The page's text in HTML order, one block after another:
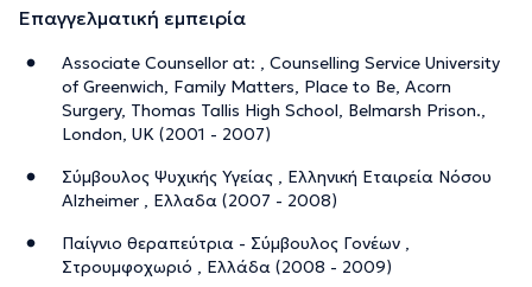
Επαγγελματική εμπειρία
Associate Counsellor at: , Counselling Service University
of Greenwich, Family Matters, Place to Be, Acorn
Surgery, Thomas Tallis High School, Belmarsh Prison.,
London, UK (2001 - 2007)
Σύμβουλος Ψυχικής Υγείας , Ελληνική Εταιρεία Νόσου
Alzheimer , Ελλαδα (2007 - 2008)
Παίγνιο θεραπεύτρια - Σύμβουλος Γονέων ,
Στρουμφοχωριό , Ελλάδα (2008 - 2009)